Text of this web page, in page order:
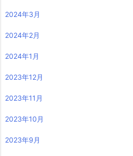
2024年3月
2024年2月
2024年1月
2023年12月
2023年11月
2023年10月
2023年9月